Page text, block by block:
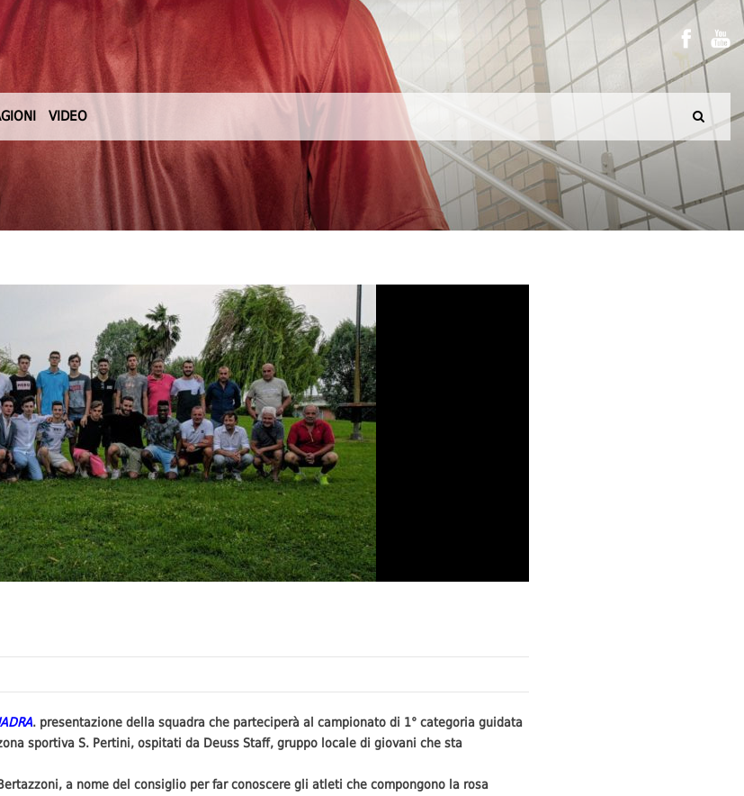
VIDEO
. presentazione della squadra che parteciperà al campionato di 1° categoria guidata
sportiva S. Pertini, ospitati da Deuss Staff, gruppo locale di giovani che sta
a nome del consiglio per far conoscere gli atleti che compongono la rosa